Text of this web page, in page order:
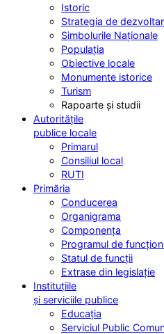
Istoric
Strategia de
Simbolurile Naționale
Populația
Obiective locale
Monumente istorice
Turism
Rapoarte și studii
Autoritățile
publice locale
Primarul
Consiliul local
RUTI
Primăria
Conducerea
Organigrama
Componența
Programul de
Statul de funcții
Extrase din legislație
Instituțiile
și serviciile publice
Educația
Serviciul Public